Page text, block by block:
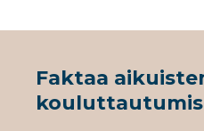
Faktaa